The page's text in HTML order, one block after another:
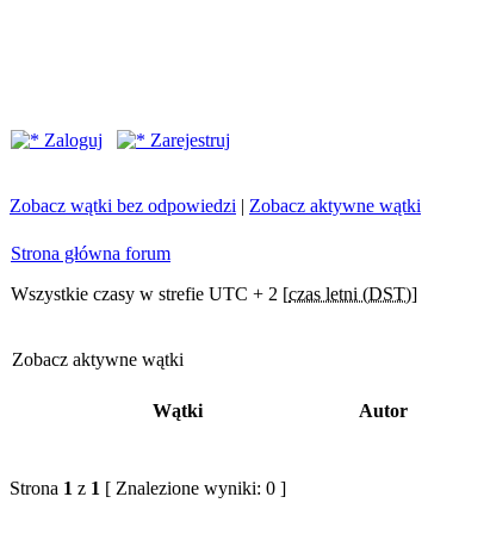
Zaloguj
Zarejestruj
Zobacz wątki bez odpowiedzi | Zobacz aktywne wątki
Strona główna forum
Wszystkie czasy w strefie UTC + 2 [czas letni (DST)]
Zobacz aktywne wątki
Wątki Autor
Strona 1 z 1 [ Znalezione wyniki: 0 ]